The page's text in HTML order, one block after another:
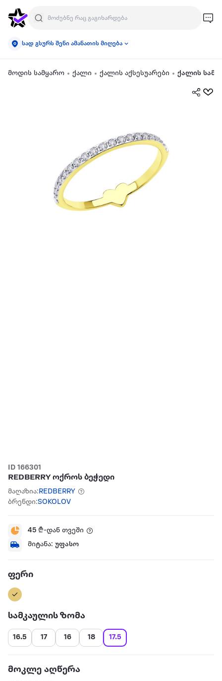
სად გსურს შენი ამანათის მიღება
მოდის სამყარო ქალი ქალის აქსესუარები ქალის
ID 166301
REDBERRY ოქროს ბეჭედი
მაღაზია: REDBERRY
ბრენდი:SOKOLOV
45 ₾-დან თვეში
მიტანა: უფასო
ფერი
სამკაულის ზომა
16.5 17 16 18 17.5
მოკლე აღწერა